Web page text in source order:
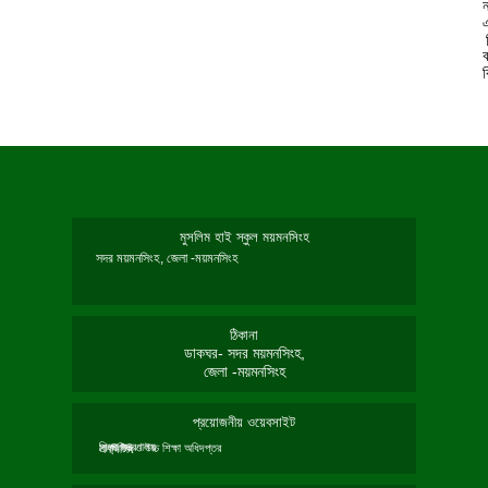
মুসলিম হাই স্কুল ময়মনসিংহ
সদর ময়মনসিংহ, জেলা -ময়মনসিংহ
ঠিকানা
ডাকঘর- সদর ময়মনসিংহ,
জেলা -ময়মনসিংহ
প্রয়োজনীয় ওয়েবসাইট
শিক্ষা মন্ত্রণালয়
মাধ্যমিক ও উচ্চ শিক্ষা অধিদপ্তর
এনসিটিবি